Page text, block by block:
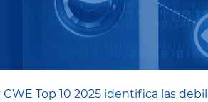
Top 10 2025 identifica las